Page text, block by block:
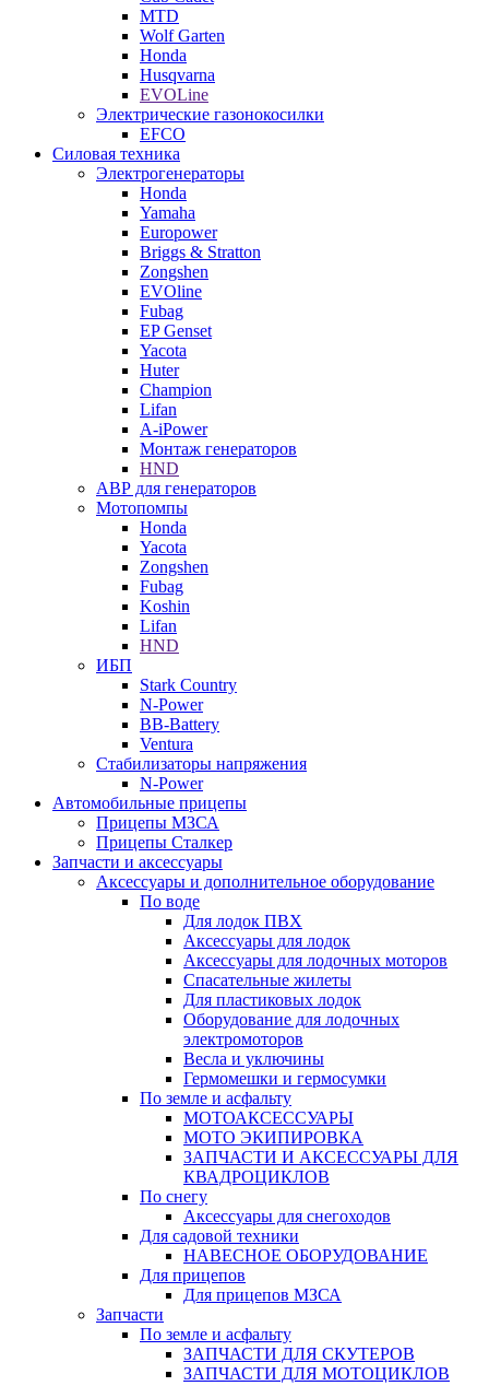
MTD
Wolf Garten
Honda
Husqvarna
EVOLine
Электрические газонокосилки
EFCO
Силовая техника
Электрогенераторы
Honda
Yamaha
Europower
Briggs & Stratton
Zongshen
EVOline
Fubag
EP Genset
Yacota
Huter
Champion
Lifan
A-iPower
Монтаж генераторов
HND
АВР для генераторов
Мотопомпы
Honda
Yacota
Zongshen
Fubag
Koshin
Lifan
HND
ИБП
Stark Country
N-Power
BB-Battery
Ventura
Стабилизаторы напряжения
N-Power
Автомобильные прицепы
Прицепы МЗСА
Прицепы Сталкер
Запчасти и аксессуары
Аксессуары и дополнительное оборудование
По воде
Для лодок ПВХ
Аксессуары для лодок
Аксессуары для лодочных моторов
Спасательные жилеты
Для пластиковых лодок
Оборудование для лодочных
электромоторов
Весла и уключины
Гермомешки и гермосумки
По земле и асфальту
МОТОАКСЕССУАРЫ
МОТО ЭКИПИРОВКА
ЗАПЧАСТИ И АКСЕССУАРЫ ДЛЯ
КВАДРОЦИКЛОВ
По снегу
Аксессуары для снегоходов
Для садовой техники
НАВЕСНОЕ ОБОРУДОВАНИЕ
Для прицепов
Для прицепов МЗСА
Запчасти
По земле и асфальту
ЗАПЧАСТИ ДЛЯ СКУТЕРОВ
ЗАПЧАСТИ ДЛЯ МОТОЦИКЛОВ